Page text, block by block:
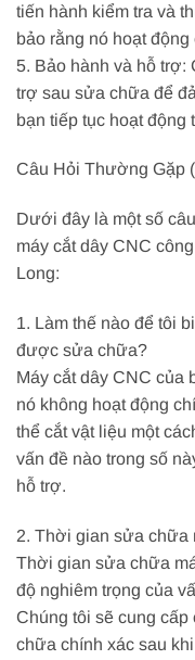
tiến hành kiểm tra và
bảo rằng nó hoạt
5. Bảo hành và hỗ trợ:
trợ sau sửa chữa để
bạn tiếp tục hoạt động
Câu Hỏi Thường Gặp
Dưới đây là một số
máy cắt dây CNC
Long:
1. Làm thế nào để tôi
được sửa chữa?
Máy cắt dây CNC của
nó không hoạt động
thể cắt vật liệu một
vấn đề nào trong số
hỗ trợ.
2. Thời gian sửa chữa
Thời gian sửa chữa
độ nghiêm trọng của
Chúng tôi sẽ cung
chữa chính xác sau